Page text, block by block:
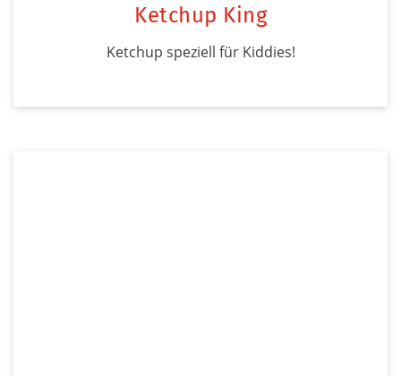
Ketchup King
Ketchup speziell für Kiddies!